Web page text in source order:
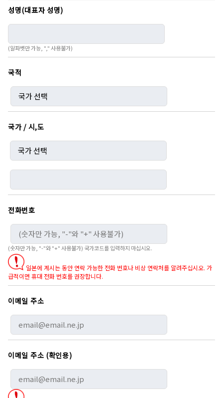
아와카이난 문화촌
→
미치노에키 시시쿠이온센
15:46
16:20
아와카이난 문화촌
→
미치노에키 시시쿠이온센
성명(대표자 성명)
(알파벳만 가능, "," 사용불가)
국적
국가 / 시,도
전화번호
(숫자만 가능, "-"와 "+" 사용불가) 국가코드를 입력하지 마십시오.
일본에 계시는 동안 연락 가능한 전화 번호나 비상 연락처를 알려주십시오. 가
급적이면 휴대 전화 번호를 권장합니다.
이메일 주소
이메일 주소 (확인용)